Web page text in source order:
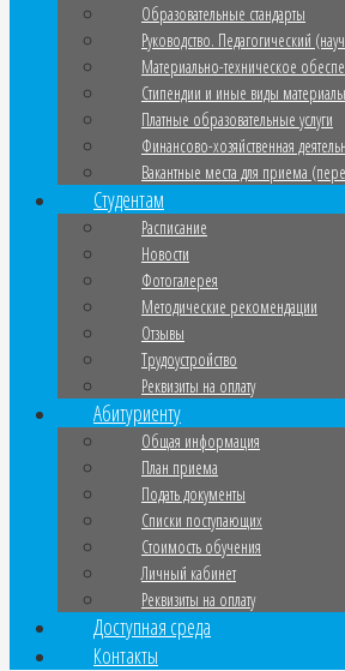
Образовательные стандарты
Руководство. Педагогический
Материально-техническое
Стипендии и иные виды
Платные образовательные услуги
Финансово-хозяйственная
Вакантные места для приема
Студентам
Расписание
Новости
Фотогалерея
Методические рекомендации
Отзывы
Трудоустройство
Реквизиты на оплату
Абитуриенту
Общая информация
План приема
Подать документы
Списки поступающих
Стоимость обучения
Личный кабинет
Реквизиты на оплату
Доступная среда
Контакты